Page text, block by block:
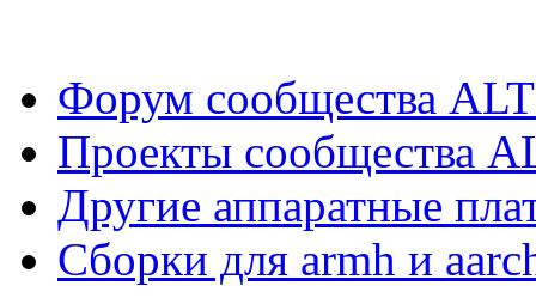
Форум сообщества
Проекты сообщества
Другие аппаратные
Cборки для armh и